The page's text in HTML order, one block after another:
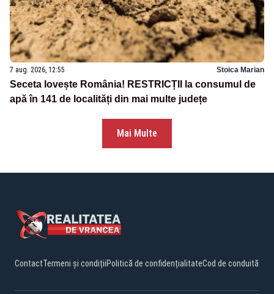
7 aug. 2026, 12:55 Stoica Marian
Seceta lovește România! RESTRICȚII la consumul de
apă în 141 de localități din mai multe județe
Mai Multe
ContactTermeni și condițiiPolitică de confidențialitateCod de conduită